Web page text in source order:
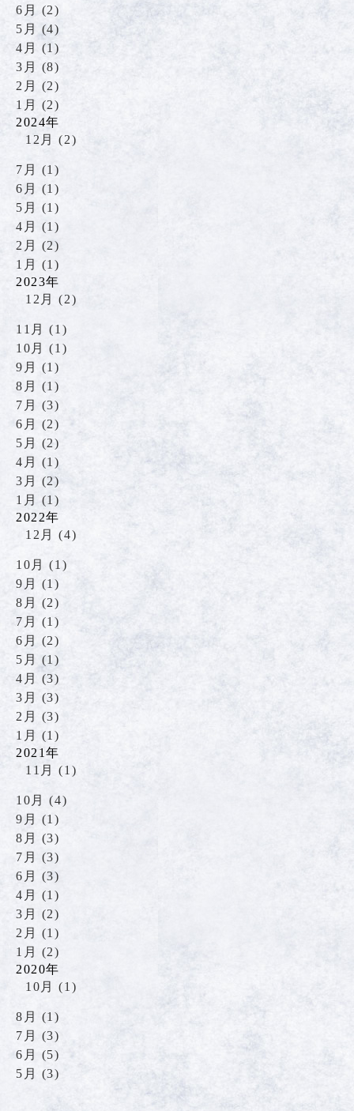
6月 (2)
5月 (4)
4月 (1)
3月 (8)
2月 (2)
1月 (2)
2024年
12月 (2)
7月 (1)
6月 (1)
5月 (1)
4月 (1)
2月 (2)
1月 (1)
2023年
12月 (2)
11月 (1)
10月 (1)
9月 (1)
8月 (1)
7月 (3)
6月 (2)
5月 (2)
4月 (1)
3月 (2)
1月 (1)
2022年
12月 (4)
10月 (1)
9月 (1)
8月 (2)
7月 (1)
6月 (2)
5月 (1)
4月 (3)
3月 (3)
2月 (3)
1月 (1)
2021年
11月 (1)
10月 (4)
9月 (1)
8月 (3)
7月 (3)
6月 (3)
4月 (1)
3月 (2)
2月 (1)
1月 (2)
2020年
10月 (1)
8月 (1)
7月 (3)
6月 (5)
5月 (3)